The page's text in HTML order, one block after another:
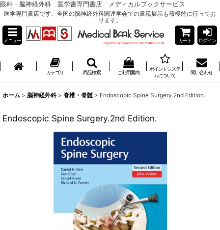
眼科・脳神経外科 医学書専門書店 メディカルブックサービス
医学専門書店です。全国の脳神経外科関連学会での書籍展示も積極的に行ってお
ります。
メニュー カート ログイン
カテゴリ 商品検索 ご利用案内
ポイントシステ
ムについて
問い合わせ
ホーム > 脳神経外科 > 脊椎・脊髄 > Endoscopic Spine Surgery.2nd Edition.
Endoscopic Spine Surgery.2nd Edition.